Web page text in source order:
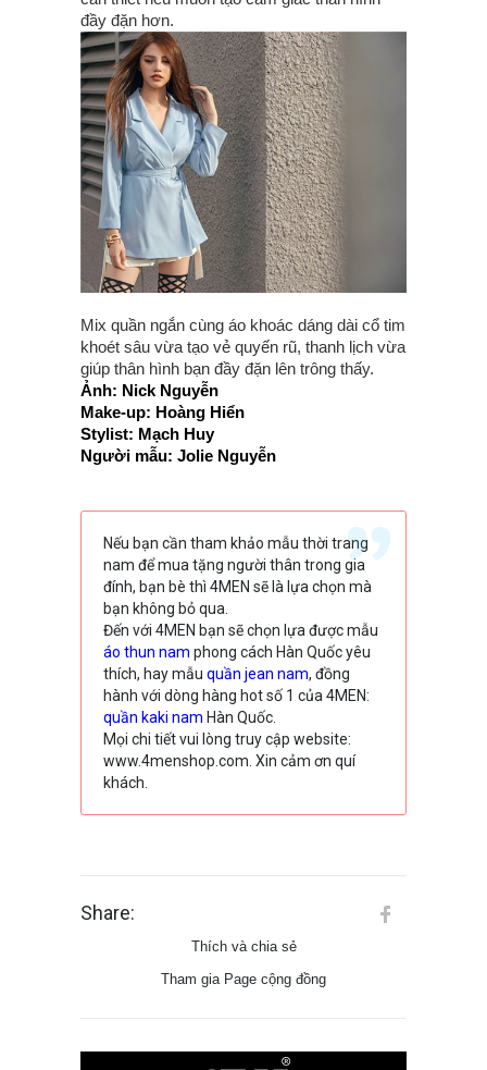
đầy đặn hơn.
Mix quần ngắn cùng áo khoác dáng dài cổ tim
khoét sâu vừa tạo vẻ quyến rũ, thanh lịch vừa
giúp thân hình bạn đầy đặn lên trông thấy.
Ảnh: Nick Nguyễn
Make-up: Hoàng Hiển
Stylist: Mạch Huy
Người mẫu: Jolie Nguyễn
Nếu bạn cần tham khảo mẫu thời trang
nam để mua tặng người thân trong gia
đính, bạn bè thì 4MEN sẽ là lựa chọn mà
bạn không bỏ qua.
Đến với 4MEN bạn sẽ chọn lựa được mẫu
áo thun nam phong cách Hàn Quốc yêu
thích, hay mẫu quần jean nam, đồng
hành với dòng hàng hot số 1 của 4MEN:
quần kaki nam Hàn Quốc.
Mọi chi tiết vui lòng truy cập website:
www.4menshop.com. Xin cảm ơn quí
khách.
Share:
Thích và chia sẻ
Tham gia Page cộng đồng